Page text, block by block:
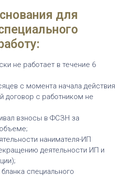
для
не работает в течение 6
с момента начала действия
договор с работником не
взносы в ФСЗН за
нанимателя-ИП
деятельности ИП и
специального